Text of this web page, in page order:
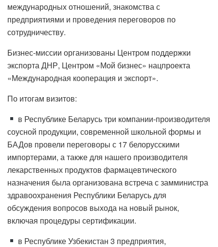
международных отношений, знакомства с
предприятиями и проведения переговоров по
сотрудничеству.
Бизнес-миссии организованы Центром поддержки
экспорта ДНР, Центром «Мой бизнес» нацпроекта
«Международная кооперация и экспорт».
По итогам визитов:
в Республике Беларусь три компании-производителя
соусной продукции, современной школьной формы и
БАДов провели переговоры с 17 белорусскими
импортерами, а также для нашего производителя
лекарственных продуктов фармацевтического
назначения была организована встреча с замминистра
здравоохранения Республики Беларусь для
обсуждения вопросов выхода на новый рынок,
включая процедуры сертификации.
в Республике Узбекистан 3 предприятия,